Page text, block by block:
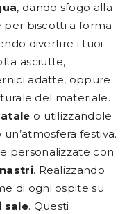
, dando sfogo alla
per biscotti a forma
divertire i tuoi
asciutte,
adatte, oppure
del materiale.
o utilizzandole
festiva.
personalizzate con
nastri. Realizzando
di ogni ospite su
sale. Questi